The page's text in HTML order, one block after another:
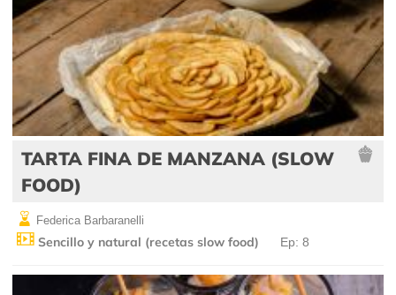
TARTA FINA DE MANZANA (SLOW
FOOD)
Federica Barbaranelli
Sencillo y natural (recetas slow food) Ep: 8